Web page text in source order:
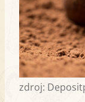
zdroj: